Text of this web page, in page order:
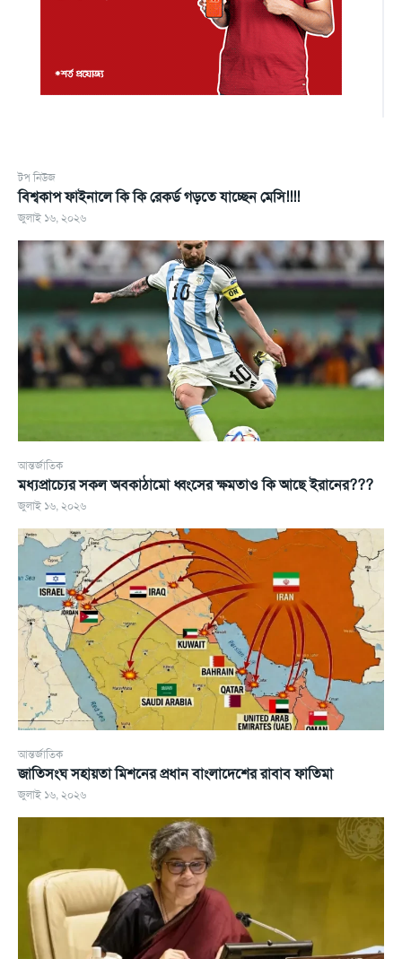
টপ নিউজ
বিশ্বকাপ ফাইনালে কি কি রেকর্ড গড়তে যাচ্ছেন মেসি!!!!
জুলাই ১৬, ২০২৬
আন্তর্জাতিক
মধ্যপ্রাচ্যের সকল অবকাঠামো ধ্বংসের ক্ষমতাও কি আছে ইরানের???
জুলাই ১৬, ২০২৬
আন্তর্জাতিক
জাতিসংঘ সহায়তা মিশনের প্রধান বাংলাদেশের রাবাব ফাতিমা
জুলাই ১৬, ২০২৬